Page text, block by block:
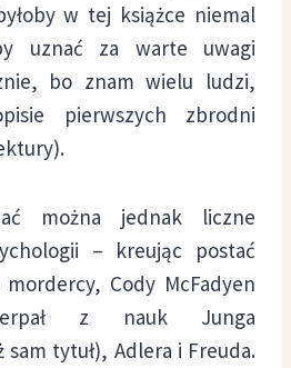
w tej książce niemal
uznać za warte uwagi
bo znam wielu ludzi,
pierwszych zbrodni
można jednak liczne
– kreując postać
Cody McFadyen
z nauk Junga
sam tytuł), Adlera i Freuda.